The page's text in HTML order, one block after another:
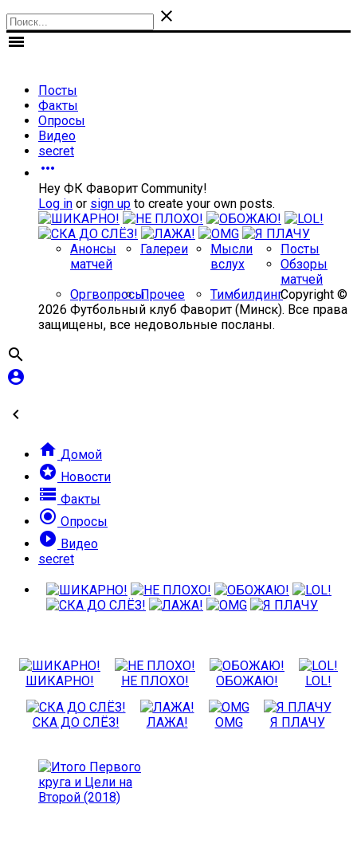

menu
Посты
Факты
Опросы
Видео
secret

Hey ФК Фаворит Community!
Log in or sign up to create your own posts.
Анонсы
матчей
Галереи
Мысли
вслух
Посты
Обзоры
матчей
ОргвопросыПрочее ТимбилдингCopyright ©
2026 Футбольный клуб Фаворит (Минск). Все права
защищены, все недовольные посланы.



 Домой
stars Новости
 Факты
 Опросы
 Видео
secret
ШИКАРНО! НЕ ПЛОХО! ОБОЖАЮ! LOL!
СКА ДО СЛЁЗ! ЛАЖА! OMG Я ПЛАЧУ